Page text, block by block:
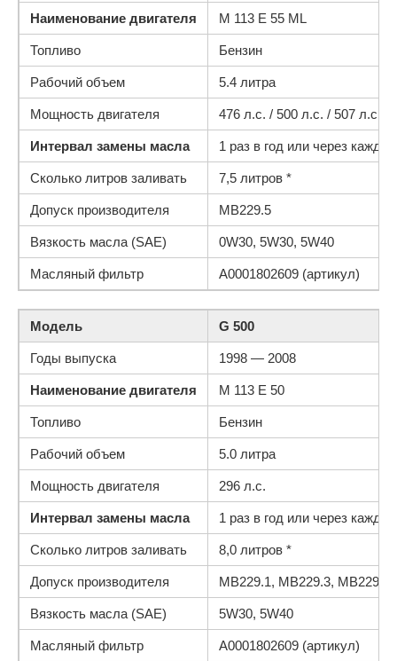
Наименование двигателя M 113 E 55 ML
Топливо Бензин
Рабочий объем 5.4 литра
Мощность двигателя 476 л.с. / 500 л.с. / 507 л.с.
Интервал замены масла 1 раз в год или через
Сколько литров заливать 7,5 литров *
Допуск производителя MB229.5
Вязкость масла (SAE) 0W30, 5W30, 5W40
Масляный фильтр A0001802609 (артикул)
Модель G 500
Годы выпуска 1998 — 2008
Наименование двигателя M 113 E 50
Топливо Бензин
Рабочий объем 5.0 литра
Мощность двигателя 296 л.с.
Интервал замены масла 1 раз в год или через
Сколько литров заливать 8,0 литров *
Допуск производителя MB229.1, MB229.3, MB229.5
Вязкость масла (SAE) 5W30, 5W40
Масляный фильтр A0001802609 (артикул)